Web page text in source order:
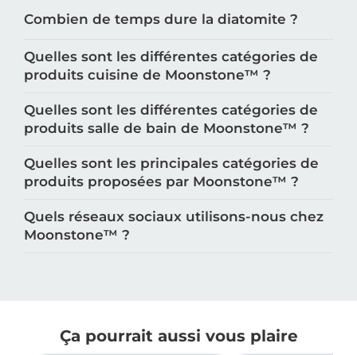
Combien de temps dure la diatomite ?
Quelles sont les différentes catégories de
produits cuisine de Moonstone™️ ?
Quelles sont les différentes catégories de
produits salle de bain de Moonstone™️ ?
Quelles sont les principales catégories de
produits proposées par Moonstone™️ ?
Quels réseaux sociaux utilisons-nous chez
Moonstone™️ ?
Ça pourrait aussi vous plaire